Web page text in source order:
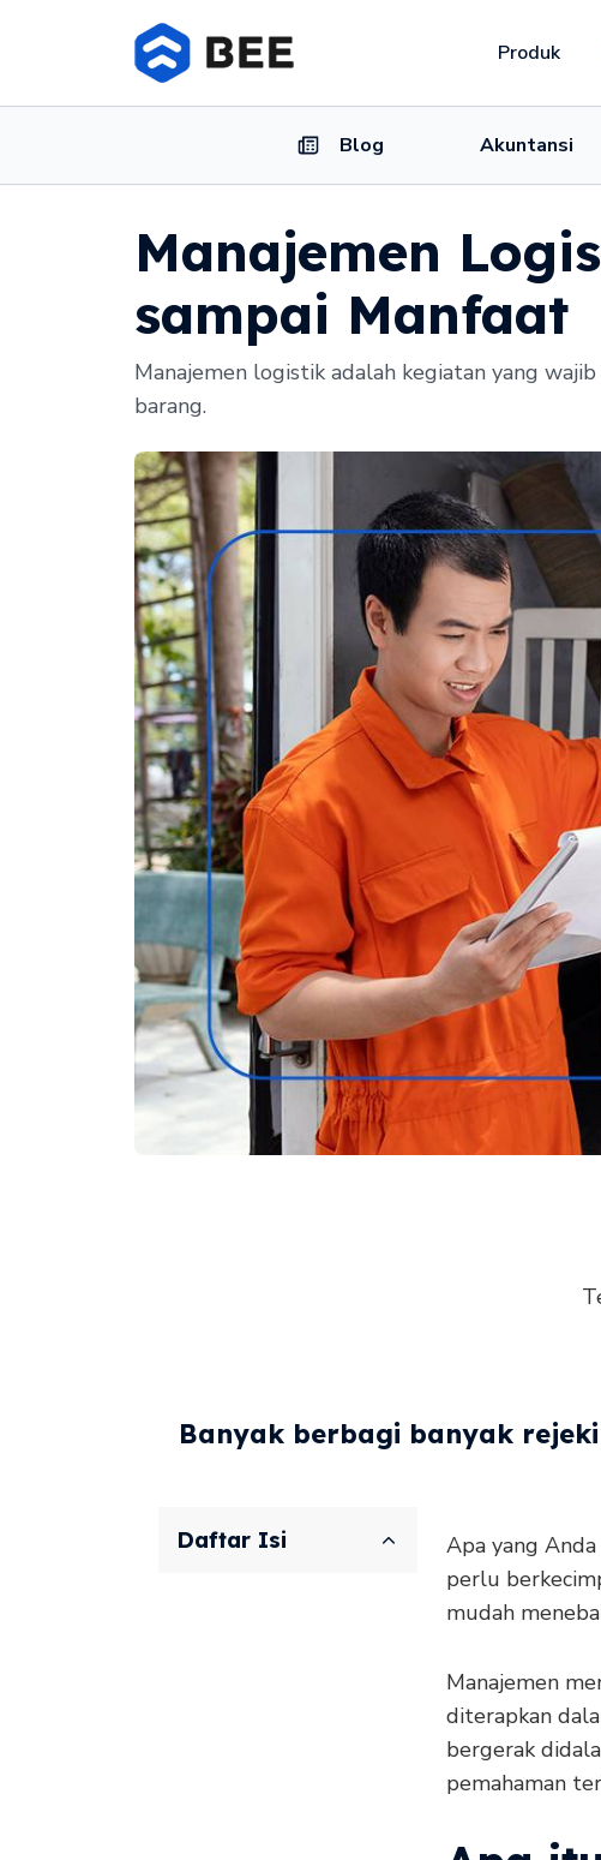
Produk
Blog Akuntansi
Manajemen
sampai Manfaat
Manajemen logistik adalah kegiatan yang
barang.
Banyak berbagi banyak
Daftar Isi
Apa yang
perlu
mudah
Manajemen
diterapkan
bergerak
pemahaman